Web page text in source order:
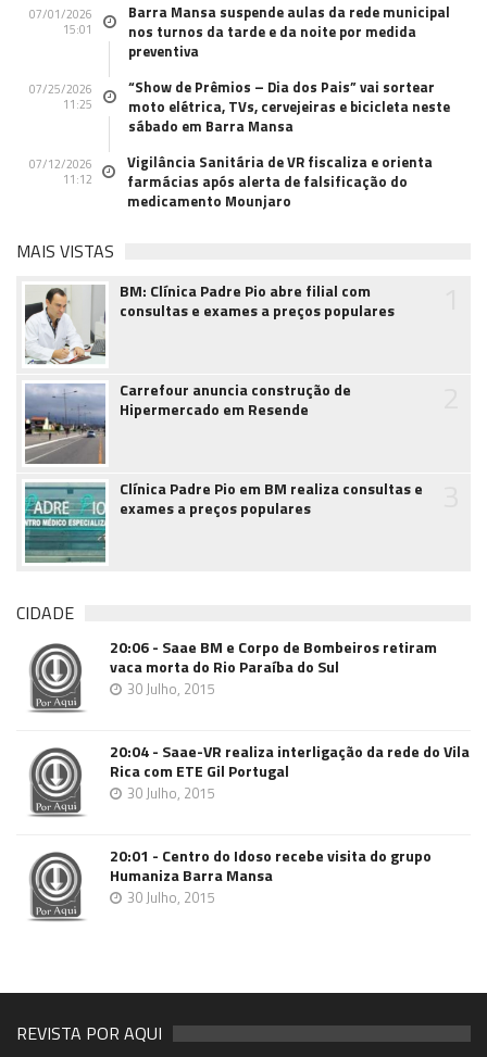
07/01/2026
15:01
Barra Mansa suspende aulas da rede municipal
nos turnos da tarde e da noite por medida
preventiva
07/25/2026
11:25
“Show de Prêmios – Dia dos Pais” vai sortear
moto elétrica, TVs, cervejeiras e bicicleta neste
sábado em Barra Mansa
07/12/2026
11:12
Vigilância Sanitária de VR fiscaliza e orienta
farmácias após alerta de falsificação do
medicamento Mounjaro
MAIS VISTAS
BM: Clínica Padre Pio abre filial com
consultas e exames a preços populares
Carrefour anuncia construção de
Hipermercado em Resende
Clínica Padre Pio em BM realiza consultas e
exames a preços populares
CIDADE
20:06 - Saae BM e Corpo de Bombeiros retiram
vaca morta do Rio Paraíba do Sul
30 Julho, 2015
20:04 - Saae-VR realiza interligação da rede do Vila
Rica com ETE Gil Portugal
30 Julho, 2015
20:01 - Centro do Idoso recebe visita do grupo
Humaniza Barra Mansa
30 Julho, 2015
REVISTA POR AQUI